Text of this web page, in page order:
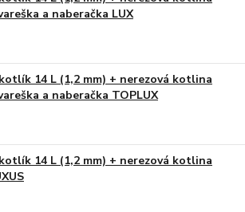
a naberačka LUX
14 L (1,2 mm) + nerezová kotlina
a naberačka TOPLUX
14 L (1,2 mm) + nerezová kotlina